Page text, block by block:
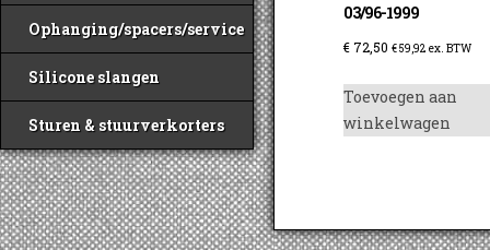
Ophanging/spacers/service
Silicone slangen
Sturen & stuurverkorters
03/96-1999
€ 72,50 €59,92 ex. BTW
Toevoegen aan
winkelwagen